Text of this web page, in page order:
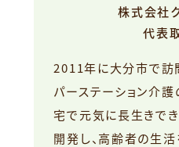
株式会社
代表
2011年に大分市で訪
パーステーション介護
宅で元気に長生きで
開発し、高齢者の生活